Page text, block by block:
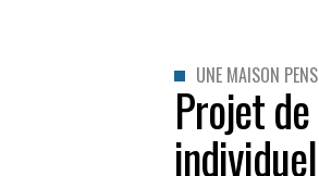
UNE MAISON
Projet